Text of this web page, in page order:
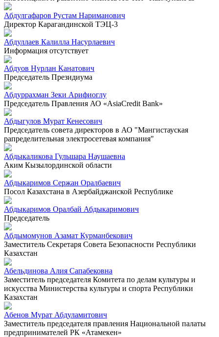
Абдулгафаров Рустам Нариманович
Директор Карагандинской ТЭЦ-3
Абдуллаев Калилла Насурлаевич
Информация отсутствует
Абдуов Нурлан Канатович
Председатель Президиума
Абдуррахман Зеки Арифиоглу
Председатель Правления АО «AsiaCredit Bank»
Абдыгулов Мурат Кенесович
Председатель совета директоров в АО "Мангистауская
рапределительная электросетевая компания"
Абдыкаликова Гульшара Наушаевна
Аким Кызылординской области
Абдыкаримов Сержан Оралбаевич
Посол Казахстана в Азербайджанской Республике
Абдыкаримов Оралбай Абдыкаримович
Председатель
Абдымомунов Азамат Курманбекович
Заместитель Секретаря Совета Безопасности Республики
Казахстан
Абельдинова Алия Сапабековна
Заместитель председателя Комитета по делам культуры и
искусства Министерства культуры и спорта Республики
Казахстан
Абенов Мурат Абдуламитович
Заместитель председателя правления Национальной палаты
предпринимателей РК «Атамекен»